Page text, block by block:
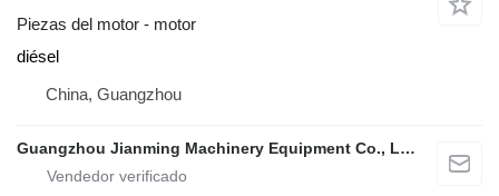
Piezas del motor - motor
diésel
China, Guangzhou
Guangzhou Jianming Machinery Equipment Co., Ltd.